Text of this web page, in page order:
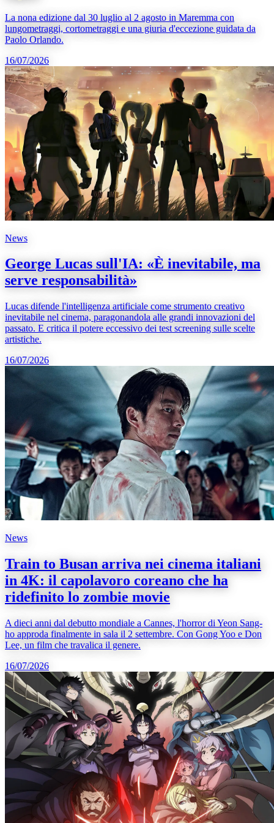
La nona edizione dal 30 luglio al 2 agosto in Maremma con
lungometraggi, cortometraggi e una giuria d'eccezione guidata da
Paolo Orlando.
16/07/2026
News
George Lucas sull'IA: «È inevitabile, ma
serve responsabilità»
Lucas difende l'intelligenza artificiale come strumento creativo
inevitabile nel cinema, paragonandola alle grandi innovazioni del
passato. E critica il potere eccessivo dei test screening sulle scelte
artistiche.
16/07/2026
News
Train to Busan arriva nei cinema italiani
in 4K: il capolavoro coreano che ha
ridefinito lo zombie movie
A dieci anni dal debutto mondiale a Cannes, l'horror di Yeon Sang-
ho approda finalmente in sala il 2 settembre. Con Gong Yoo e Don
Lee, un film che travalica il genere.
16/07/2026